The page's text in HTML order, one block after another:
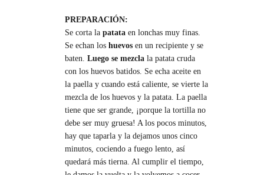
PREPARACIÓN:
Se corta la patata en lonchas muy finas.
Se echan los huevos en un recipiente y se
baten. Luego se mezcla la patata cruda
con los huevos batidos. Se echa aceite en
la paella y cuando está caliente, se vierte la
mezcla de los huevos y la patata. La paella
tiene que ser grande, ¡porque la tortilla no
debe ser muy gruesa! A los pocos minutos,
hay que taparla y la dejamos unos cinco
minutos, cociendo a fuego lento, así
quedará más tierna. Al cumplir el tiempo,